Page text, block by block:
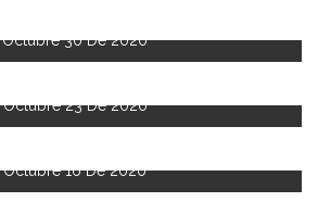
Octubre 30 De 2020
Octubre 23 De 2020
Octubre 16 De 2020